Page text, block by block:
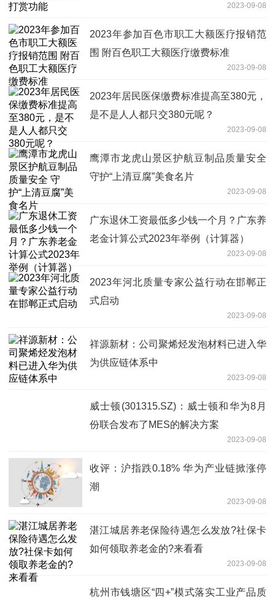
2023-09-08
2023年参加百色市职工大额医疗报销范
围 附百色职工大额医疗缴费标准
2023-09-08
2023年居民医保缴费标准提高至380元，
是不是人人都只交380元呢？
2023-09-08
鹰潭市龙虎山景区护航豆制品质量安全
守护“上清豆腐”美食名片
2023-09-08
广东退休工资最低多少钱一个月？广东养
老金计算公式2023年举例（计算器）
2023-09-08
2023年河北质量专家公益行动在邯郸正
式启动
2023-09-08
祥源新材：公司聚烯烃发泡材料已进入华
为供应链体系中
2023-09-08
威士顿(301315.SZ)：威士顿和华为8月
份联合发布了MES的解决方案
2023-09-08
收评：沪指跌0.18% 华为产业链掀涨停
潮
2023-09-08
湛江城居养老保险待遇怎么发放?社保卡
如何领取养老金的?来看看
2023-09-08
杭州市钱塘区“四+”模式落实工业产品质